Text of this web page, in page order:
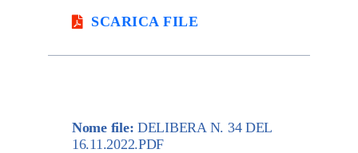
SCARICA FILE
Nome file: DELIBERA N. 34 DEL
16.11.2022.PDF